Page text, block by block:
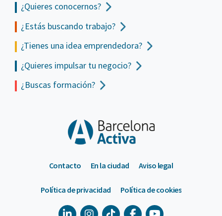
¿Quieres conocernos?
¿Estás buscando trabajo?
¿Tienes una idea emprendedora?
¿Quieres impulsar tu negocio?
¿Buscas formación?
Contacto En la ciudad Aviso legal
Política de privacidad Política de cookies